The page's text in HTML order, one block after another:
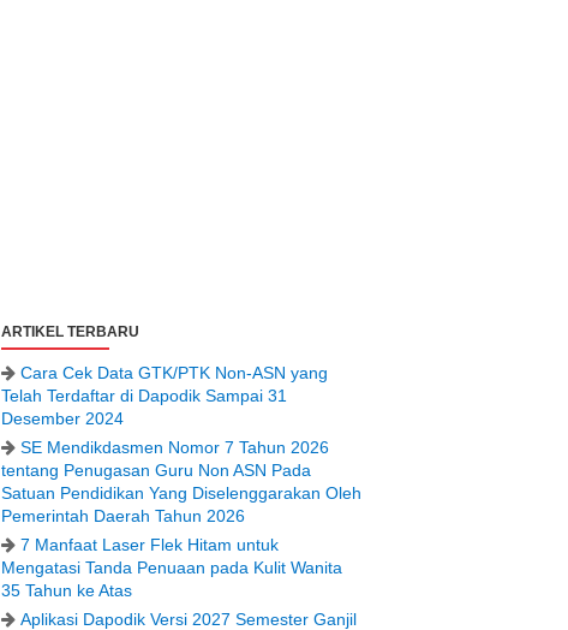
ARTIKEL TERBARU
Cara Cek Data GTK/PTK Non-ASN yang
Telah Terdaftar di Dapodik Sampai 31
Desember 2024
SE Mendikdasmen Nomor 7 Tahun 2026
tentang Penugasan Guru Non ASN Pada
Satuan Pendidikan Yang Diselenggarakan Oleh
Pemerintah Daerah Tahun 2026
7 Manfaat Laser Flek Hitam untuk
Mengatasi Tanda Penuaan pada Kulit Wanita
35 Tahun ke Atas
Aplikasi Dapodik Versi 2027 Semester Ganjil